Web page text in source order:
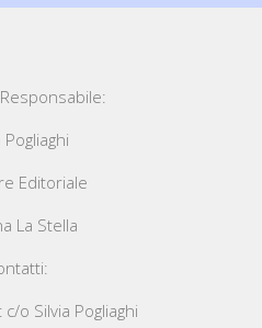
Pogliaghi
Editoriale
La Stella
o Silvia Pogliaghi